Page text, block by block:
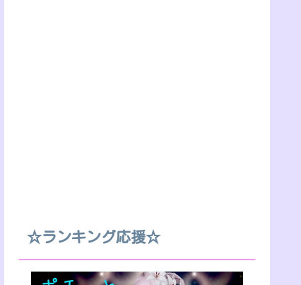
☆ランキング応援☆